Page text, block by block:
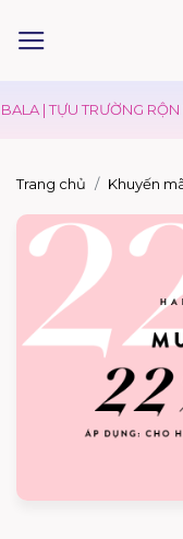
| TỰU TRƯỜNG RỘN
Trang chủ Khuyến